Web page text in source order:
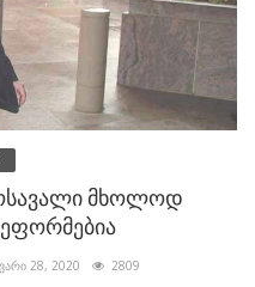
მხოლოდ
28, 2020 2809